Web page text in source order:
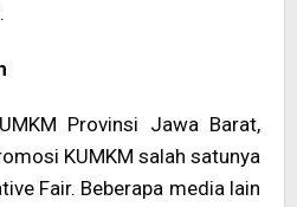
Provinsi Jawa Barat,
KUMKM salah satunya
Fair. Beberapa media lain